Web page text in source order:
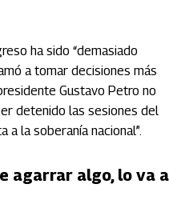
ha sido “demasiado
a tomar decisiones más
Gustavo Petro no
detenido las sesiones del
la soberanía nacional”.
agarrar algo, lo va a